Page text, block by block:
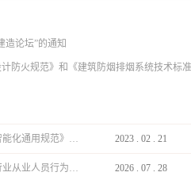
造论坛”的通知
防火规范》和《建筑防烟排烟系统技术标
2022公益宣贯的通知 2023 . 02 . 21
质提升指引（2026版）》宣贯活动的通知 2026 . 07 . 28